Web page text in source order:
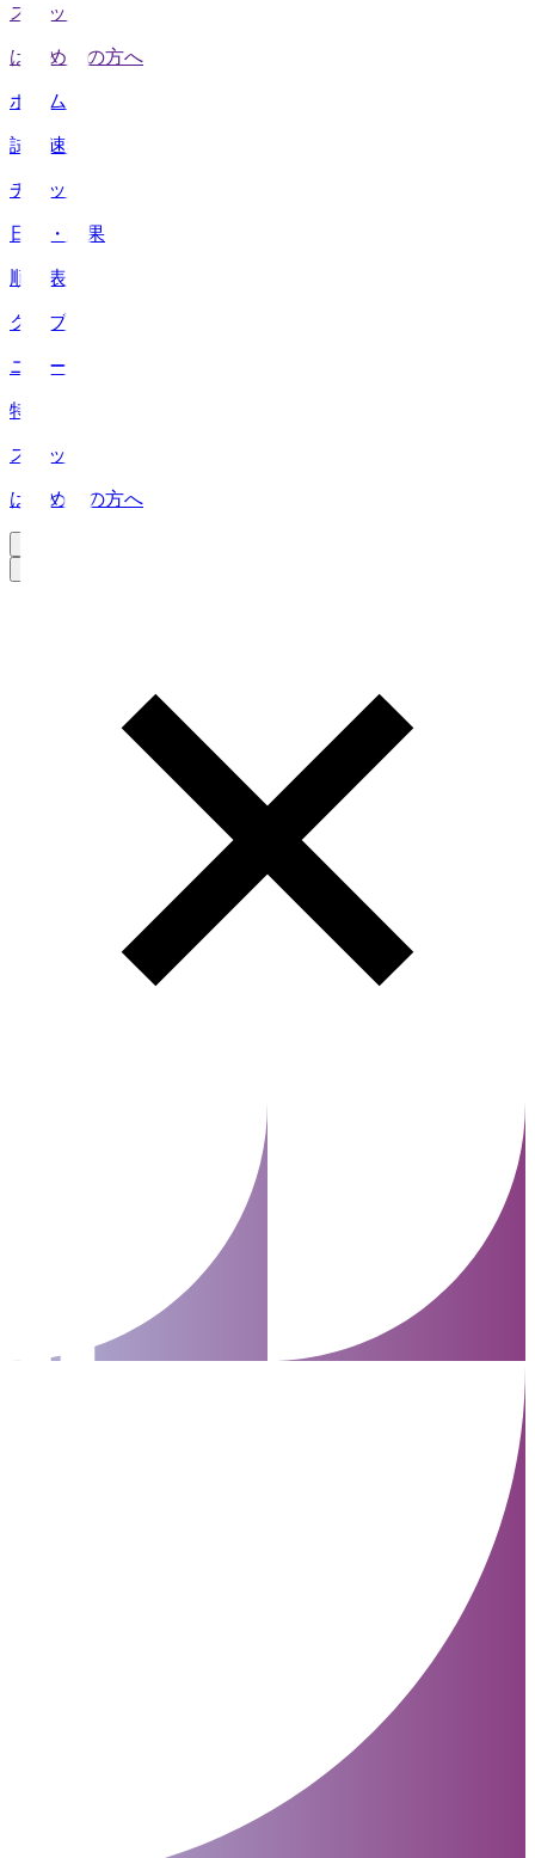
スタッツ
はじめての方へ
ホーム
試合速報
チケット
日程・結果
順位表
クラブ
ニュース
特集
スタッツ
はじめての方へ